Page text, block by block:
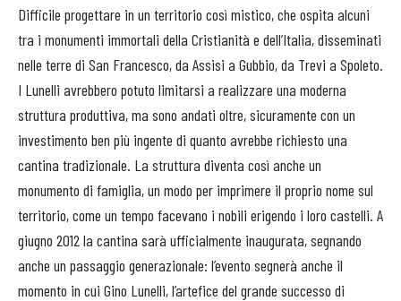
Difficile progettare in un territorio così mistico, che ospita alcuni
tra i monumenti immortali della Cristianità e dell’Italia, disseminati
nelle terre di San Francesco, da Assisi a Gubbio, da Trevi a Spoleto.
I Lunelli avrebbero potuto limitarsi a realizzare una moderna
struttura produttiva, ma sono andati oltre, sicuramente con un
investimento ben più ingente di quanto avrebbe richiesto una
cantina tradizionale. La struttura diventa così anche un
monumento di famiglia, un modo per imprimere il proprio nome sul
territorio, come un tempo facevano i nobili erigendo i loro castelli. A
giugno 2012 la cantina sarà ufficialmente inaugurata, segnando
anche un passaggio generazionale: l’evento segnerà anche il
momento in cui Gino Lunelli, l’artefice del grande successo di